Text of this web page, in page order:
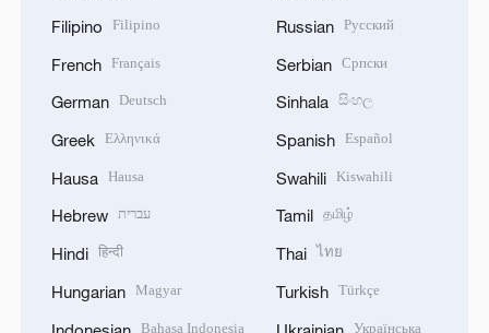
Filipino Filipino
French Français
German Deutsch
Greek Ελληνικά
Hausa Hausa
Hebrew עברית
Hindi हिन्दी
Hungarian Magyar
Bahasa Indonesia
Russian Русский
Serbian Српски
Sinhala සිංහල
Spanish Español
Swahili Kiswahili
Tamil தமிழ்
Thai ไทย
Turkish Türkçe
Українська